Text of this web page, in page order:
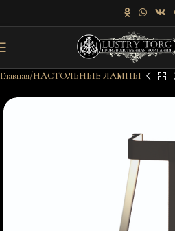
Главная НАСТОЛЬНЫЕ ЛАМПЫ